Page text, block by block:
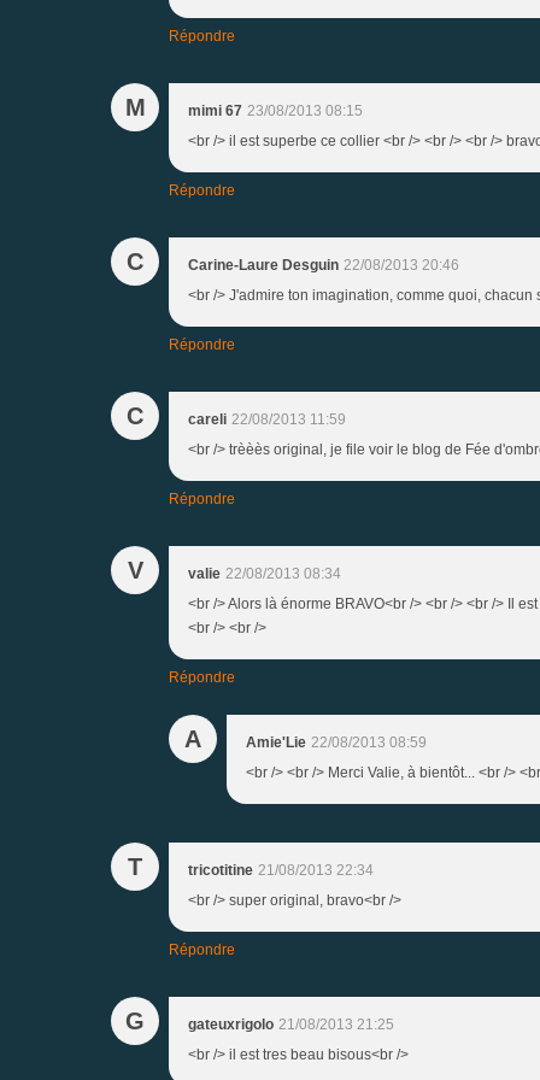
Répondre
M mimi 67 23/08/2013 08:15
<br /> il est superbe ce collier <br /> <br /> <br />
Répondre
C Carine-Laure Desguin 22/08/2013 20:46
<br /> J'admire ton imagination, comme quoi, chacun
Répondre
C careli 22/08/2013 11:59
<br /> trèèès original, je file voir le blog de Fée
Répondre
V valie 22/08/2013 08:34
<br /> Alors là énorme BRAVO<br /> <br /> <br /> Il
<br /> <br />
Répondre
A Amie'Lie 22/08/2013 08:59
<br /> <br /> Merci Valie, à bientôt... <br />
T tricotitine 21/08/2013 22:34
<br /> super original, bravo<br />
Répondre
G gateuxrigolo 21/08/2013 21:25
<br /> il est tres beau bisous<br />